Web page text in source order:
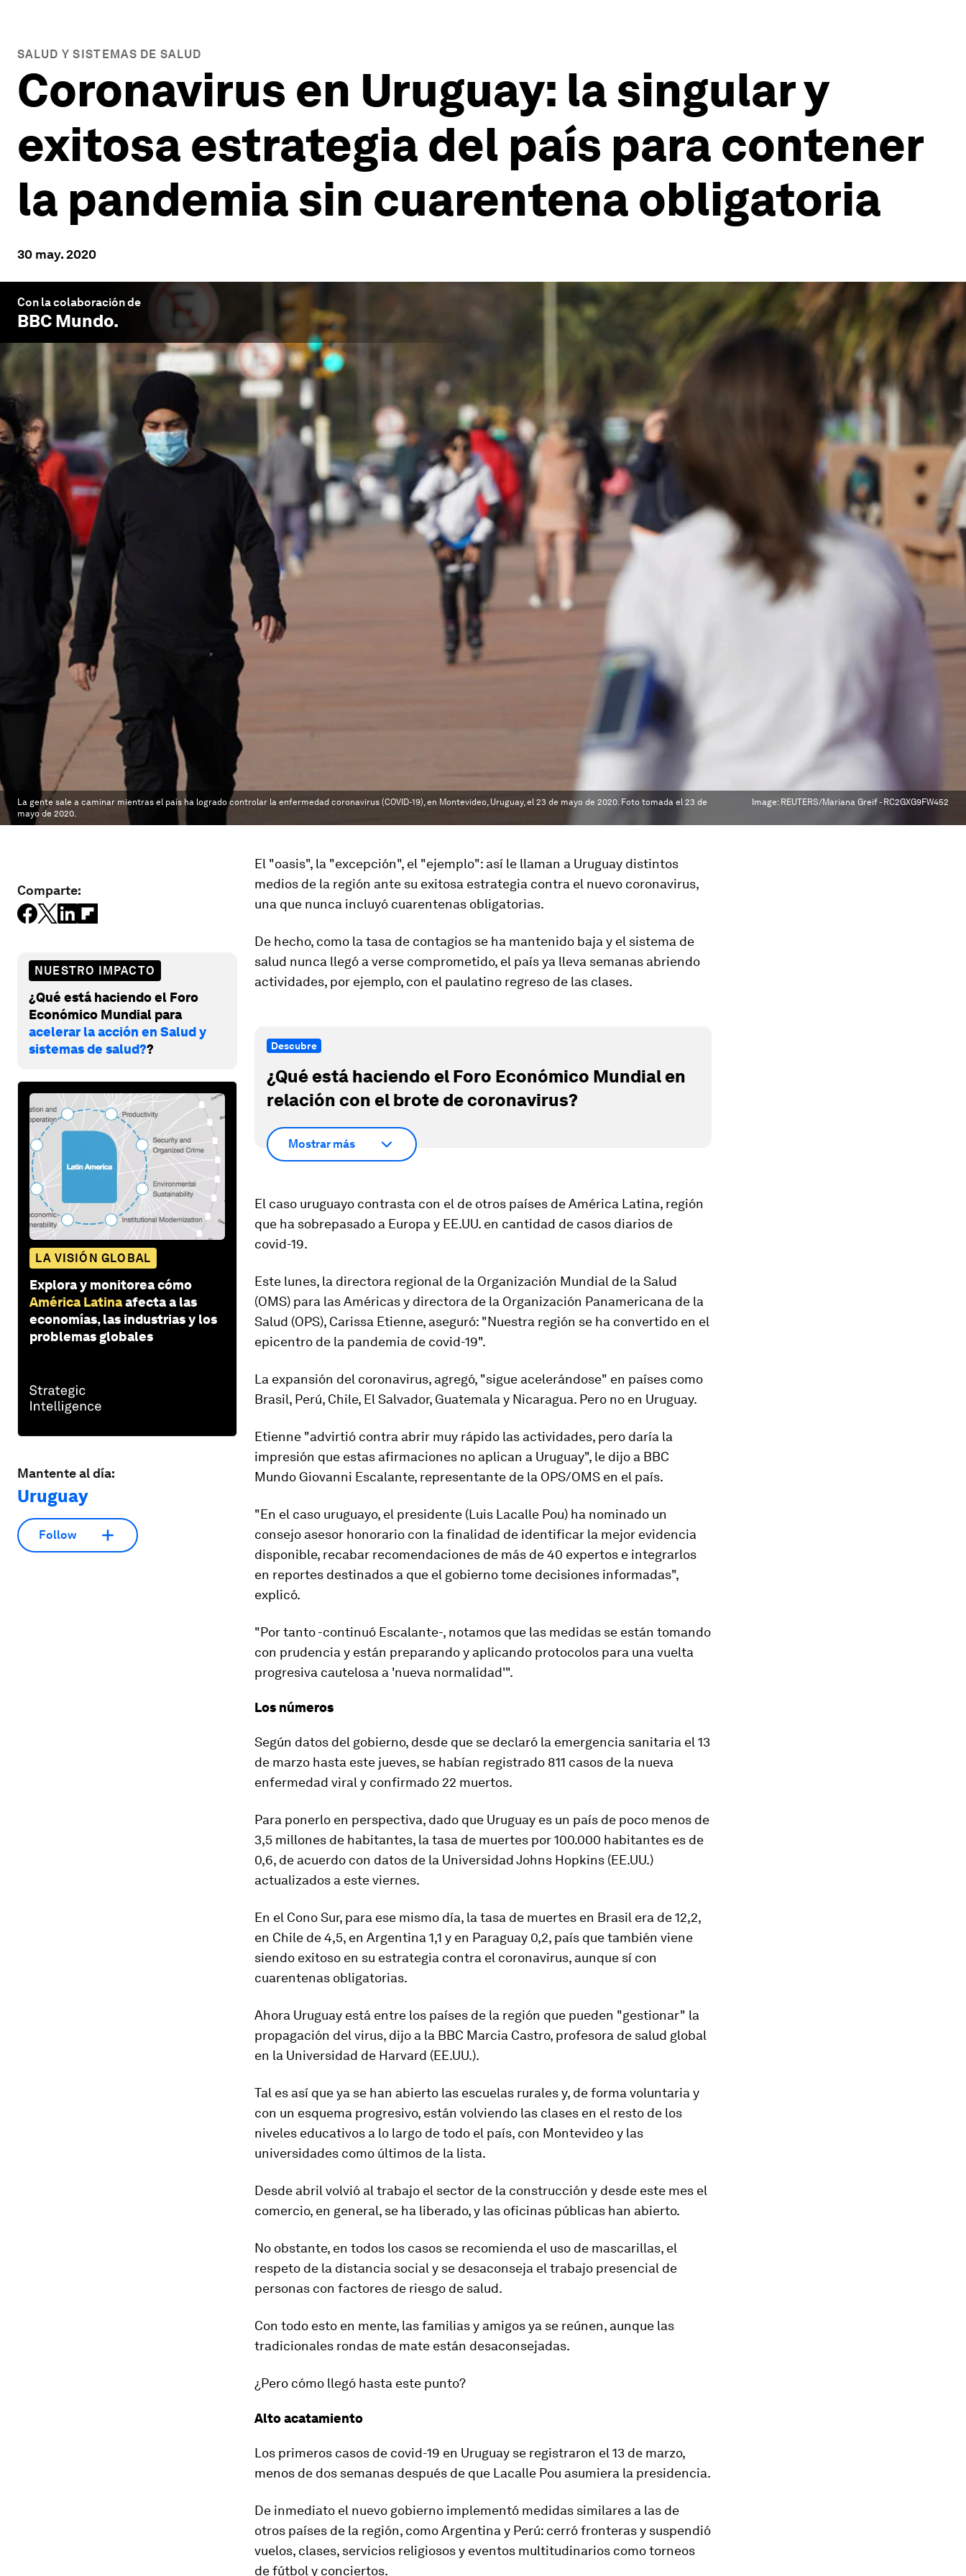
SALUD Y SISTEMAS DE SALUD
Coronavirus en Uruguay: la singular y
exitosa estrategia del país para contener
la pandemia sin cuarentena obligatoria
30 may. 2020
Con la colaboración de
BBC Mundo.
La gente sale a caminar mientras el país ha logrado controlar la enfermedad coronavirus (COVID-19), en Montevideo, Uruguay, el 23 de mayo de 2020. Foto tomada el 23 de
mayo de 2020.
Image: REUTERS/Mariana Greif - RC2GXG9FW452
Comparte:
NUESTRO IMPACTO
¿Qué está haciendo el Foro
Económico Mundial para
acelerar la acción en Salud y
sistemas de salud??
LA VISIÓN GLOBAL
Explora y monitorea cómo
América Latinaafecta a las
economías, las industrias y los
problemas globales
Mantente al día:
Uruguay
Follow
El "oasis", la "excepción", el "ejemplo": así le llaman a Uruguay distintos
medios de la región ante su exitosa estrategia contra el nuevo coronavirus,
una que nunca incluyó cuarentenas obligatorias.
De hecho, como la tasa de contagios se ha mantenido baja y el sistema de
salud nunca llegó a verse comprometido, el país ya lleva semanas abriendo
actividades, por ejemplo, con el paulatino regreso de las clases.
Descubre
¿Qué está haciendo el Foro Económico Mundial en
relación con el brote de coronavirus?
Mostrar más
El caso uruguayo contrasta con el de otros países de América Latina, región
que ha sobrepasado a Europa y EE.UU. en cantidad de casos diarios de
covid-19.
Este lunes, la directora regional de la Organización Mundial de la Salud
(OMS) para las Américas y directora de la Organización Panamericana de la
Salud (OPS), Carissa Etienne, aseguró: "Nuestra región se ha convertido en el
epicentro de la pandemia de covid-19".
La expansión del coronavirus, agregó, "sigue acelerándose" en países como
Brasil, Perú, Chile, El Salvador, Guatemala y Nicaragua. Pero no en Uruguay.
Etienne "advirtió contra abrir muy rápido las actividades, pero daría la
impresión que estas afirmaciones no aplican a Uruguay", le dijo a BBC
Mundo Giovanni Escalante, representante de la OPS/OMS en el país.
"En el caso uruguayo, el presidente (Luis Lacalle Pou) ha nominado un
consejo asesor honorario con la finalidad de identificar la mejor evidencia
disponible, recabar recomendaciones de más de 40 expertos e integrarlos
en reportes destinados a que el gobierno tome decisiones informadas",
explicó.
"Por tanto -continuó Escalante-, notamos que las medidas se están tomando
con prudencia y están preparando y aplicando protocolos para una vuelta
progresiva cautelosa a 'nueva normalidad'".
Los números
Según datos del gobierno, desde que se declaró la emergencia sanitaria el 13
de marzo hasta este jueves, se habían registrado 811 casos de la nueva
enfermedad viral y confirmado 22 muertos.
Para ponerlo en perspectiva, dado que Uruguay es un país de poco menos de
3,5 millones de habitantes, la tasa de muertes por 100.000 habitantes es de
0,6, de acuerdo con datos de la Universidad Johns Hopkins (EE.UU.)
actualizados a este viernes.
En el Cono Sur, para ese mismo día, la tasa de muertes en Brasil era de12,2,
en Chile de 4,5, en Argentina 1,1 y en Paraguay 0,2, país que también viene
siendo exitoso en su estrategia contra el coronavirus, aunque sí con
cuarentenas obligatorias.
Ahora Uruguay está entre los países de la región que pueden "gestionar" la
propagación del virus, dijo a la BBC Marcia Castro, profesora de salud global
en la Universidad de Harvard (EE.UU.).
Tal es así que ya se han abierto las escuelas rurales y, de forma voluntaria y
con un esquema progresivo, están volviendo las clases en el resto de los
niveles educativos a lo largo de todo el país, con Montevideo y las
universidades como últimos de la lista.
Desde abril volvió al trabajo el sector de la construcción y desde este mes el
comercio, en general, se ha liberado, y las oficinas públicas han abierto.
No obstante, en todos los casos se recomienda el uso de mascarillas, el
respeto de la distancia social y se desaconseja el trabajo presencial de
personas con factores de riesgo de salud.
Con todo esto en mente, las familias y amigos ya se reúnen, aunque las
tradicionales rondas de mate están desaconsejadas.
¿Pero cómo llegó hasta este punto?
Alto acatamiento
Los primeros casos de covid-19 en Uruguay se registraron el 13 de marzo,
menos de dos semanas después de que Lacalle Pou asumiera la presidencia.
De inmediato el nuevo gobierno implementó medidas similares a las de
otros países de la región, como Argentina y Perú: cerró fronteras y suspendió
vuelos, clases, servicios religiosos y eventos multitudinarios como torneos
de fútbol y conciertos.